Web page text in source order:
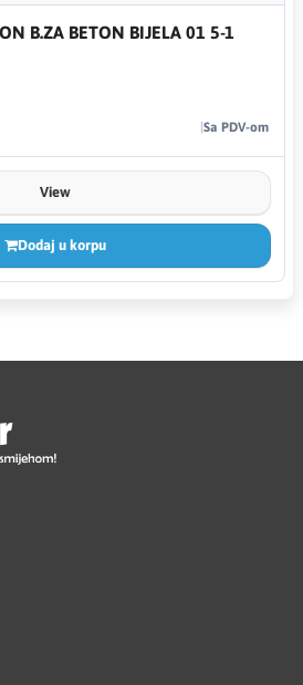
B.ZA BETON BIJELA 01 5-1
Sa PDV-om
View
Dodaj u korpu